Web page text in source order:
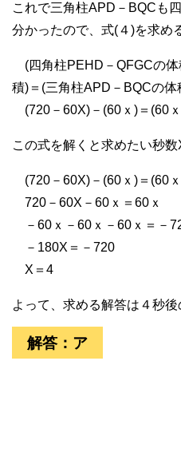
これで三角柱APD－BQCも
分かったので、式(４)を求め
(四角柱PEHD－QFGCの
積)＝(三角柱APD－BQCの体
(720－60X)－(60ｘ)＝(60
この式を解くと求めたい秒数
(720－60X)－(60ｘ)＝(60
720－60X－60ｘ＝60ｘ
－60ｘ－60ｘ－60ｘ＝－
－180X＝－720
X＝4
よって、求める解答は４秒後
解答：ア